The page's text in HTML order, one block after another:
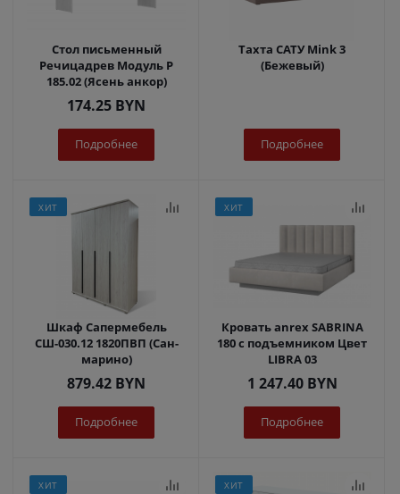
Стол письменный
Речицадрев Модуль Р
185.02 (Ясень анкор)
174.25 BYN
Подробнее
Тахта САТУ Mink 3
(Бежевый)
Подробнее
ХИТ
Шкаф Сапермебель
СШ-030.12 1820ПВП (Сан-
марино)
879.42 BYN
Подробнее
ХИТ
Кровать anrex SABRINA
180 с подъемником Цвет
LIBRA 03
1 247.40BYN
Подробнее
ХИТ ХИТ